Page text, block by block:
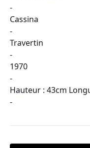
-
Cassina
-
Travertin
-
1970
-
Hauteur : 43cm
-